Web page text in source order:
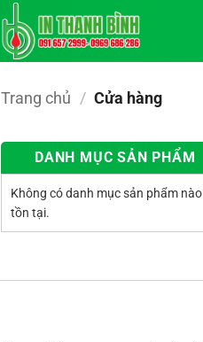
Trang chủ / Cửa hàng
DANH MỤC SẢN PHẨM
Không có danh mục sản phẩm nào
tồn tại.